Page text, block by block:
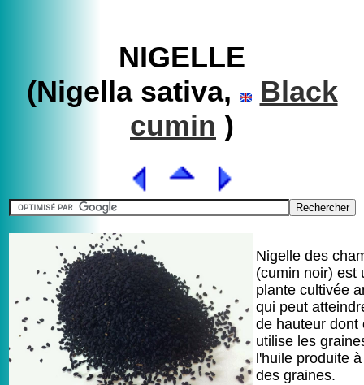
NIGELLE
(Nigella sativa,
Black
cumin )
Nigelle des
(cumin noir) est
plante cultivée
qui peut
de hauteur dont
utilise les
l'huile produite
des graines.